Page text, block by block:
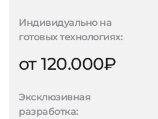
Индивидуально на
готовых технологиях:
от 120.000₽
Эксклюзивная
разработка: